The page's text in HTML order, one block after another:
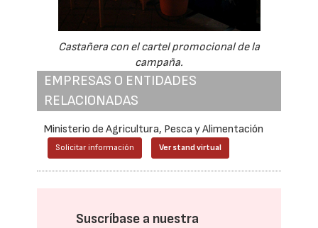
Castañera con el cartel promocional de la
campaña.
EMPRESAS O ENTIDADES
RELACIONADAS
Ministerio de Agricultura, Pesca y Alimentación
Solicitar información Ver stand virtual
Suscríbase a nuestra